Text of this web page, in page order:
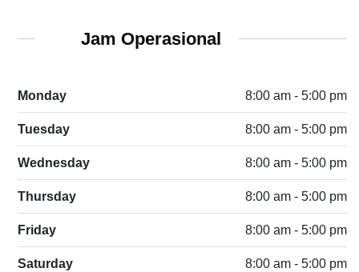
Jam Operasional
Monday 8:00 am - 5:00 pm
Tuesday 8:00 am - 5:00 pm
Wednesday 8:00 am - 5:00 pm
Thursday 8:00 am - 5:00 pm
Friday 8:00 am - 5:00 pm
Saturday 8:00 am - 5:00 pm